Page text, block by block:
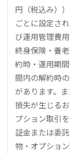
円（税込み）
ごとに設定さ
び運用管理費
終身保険・養
約時・運用期
間内の解約時
があります。
損失が生じる
プション取引
証金または委
物・オプショ